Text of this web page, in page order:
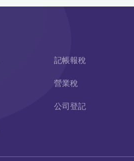
記帳報稅
營業稅
公司登記